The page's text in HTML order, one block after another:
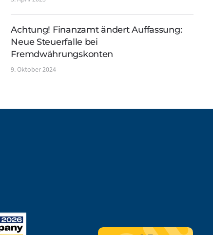
Achtung! Finanzamt ändert Auffassung:
Neue Steuerfalle bei
Fremdwährungskonten
9. Oktober 2024